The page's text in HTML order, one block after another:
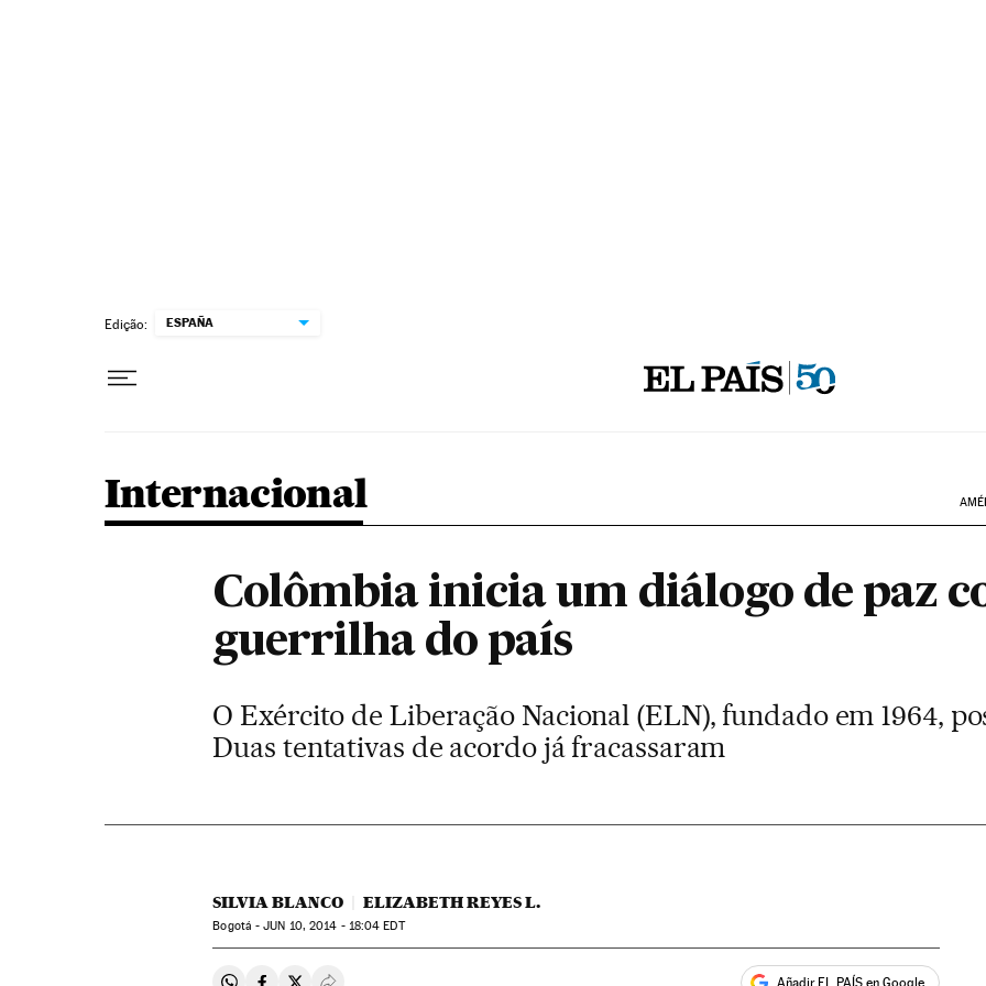
Edição: ESPAÑA
Internacional
Colômbia inicia um diálogo de paz
guerrilha do país
O Exército de Liberação Nacional (ELN), fundado em 1964,
Duas tentativas de acordo já fracassaram
SILVIA BLANCO ELIZABETH REYES L.
Bogotá -JUN 10, 2014 - 18:04 EDT
Añadir EL PAÍS en Google